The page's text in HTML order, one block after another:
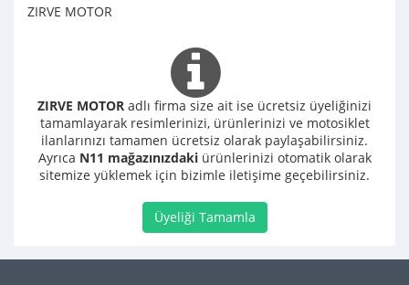
ZIRVE MOTOR
ZIRVE MOTOR adlı firma size ait ise ücretsiz üyeliğinizi
tamamlayarak resimlerinizi, ürünlerinizi ve motosiklet
ilanlarınızı tamamen ücretsiz olarak paylaşabilirsiniz.
Ayrıca N11 mağazınızdakiürünlerinizi otomatik olarak
sitemize yüklemek için bizimle iletişime geçebilirsiniz.
Üyeliği Tamamla